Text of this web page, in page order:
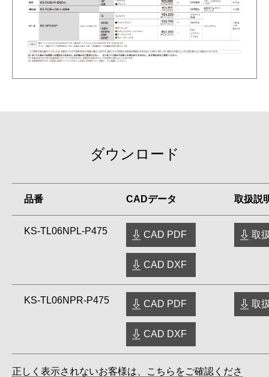
ダウンロード
品番 CADデータ 取扱説
KS-TL06NPL-P475 CAD PDF
CAD DXF
取
KS-TL06NPR-P475 CAD PDF
CAD DXF
取
正しく表示されないお客様は、こちらをご確認くださ